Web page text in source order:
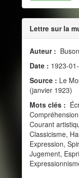
Lettre sur la
Auteur :
Date : 1923-
Source : Le
(janvier 1923)
Mots clés :
Courant
Classicisme,
Expression,
Jugement,